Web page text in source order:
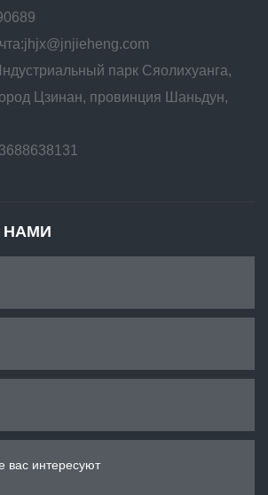
jhjx@jnjieheng.com
парк Сяолихуанга,
Цзинан, провинция Шаньдун,
НАМИ